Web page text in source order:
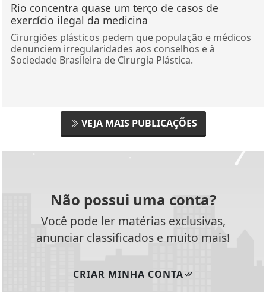
Rio concentra quase um terço de casos de
exercício ilegal da medicina
Cirurgiões plásticos pedem que população e médicos
denunciem irregularidades aos conselhos e à
Sociedade Brasileira de Cirurgia Plástica.
VEJA MAIS PUBLICAÇÕES
Não possui uma conta?
Você pode ler matérias exclusivas,
anunciar classificados e muito mais!
CRIAR MINHA CONTA